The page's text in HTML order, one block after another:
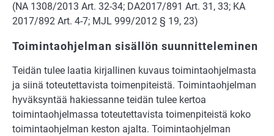
(NA 1308/2013 Art. 32-34; DA2017/891 Art. 31, 33; KA
2017/892 Art. 4-7; MJL 999/2012 § 19, 23)
Toimintaohjelman sisällön suunnitteleminen
Teidän tulee laatia kirjallinen kuvaus toimintaohjelmasta
ja siinä toteutettavista toimenpiteistä. Toimintaohjelman
hyväksyntää hakiessanne teidän tulee kertoa
toimintaohjelmassa toteutettavista toimenpiteistä koko
toimintaohjelman keston ajalta. Toimintaohjelman